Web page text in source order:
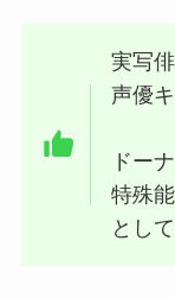
実写
声優
ドー
特殊
とし